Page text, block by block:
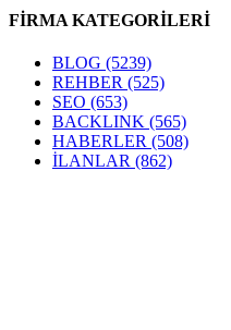
FİRMA KATEGORİLERİ
BLOG (5239)
REHBER (525)
SEO (653)
BACKLINK (565)
HABERLER (508)
İLANLAR (862)